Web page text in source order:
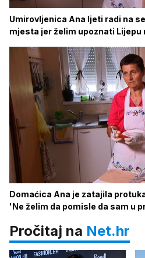
Umirovljenica Ana ljeti radi na
mjesta jer želim upoznati Lijepu
Domaćica Ana je zatajila
'Ne želim da pomisle da sam u
Pročitaj na Net.hr